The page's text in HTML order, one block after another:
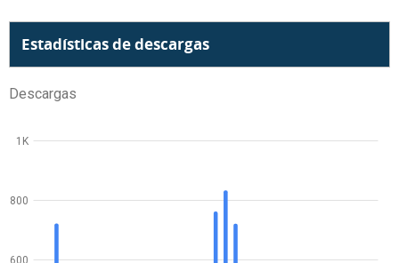
Estadísticas de descargas
Descargas
600
800
1K